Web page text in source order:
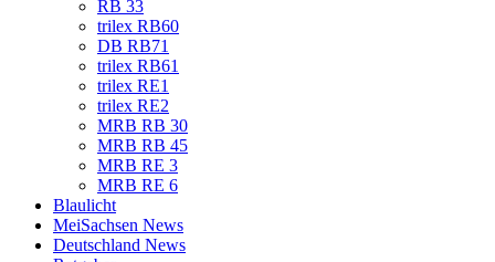
RB 33
trilex RB60
DB RB71
trilex RB61
trilex RE1
trilex RE2
MRB RB 30
MRB RB 45
MRB RE 3
MRB RE 6
Blaulicht
MeiSachsen News
Deutschland News